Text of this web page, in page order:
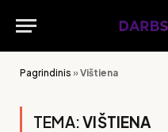
Pagrindinis »Vištiena
TEMA:VIŠTIENA